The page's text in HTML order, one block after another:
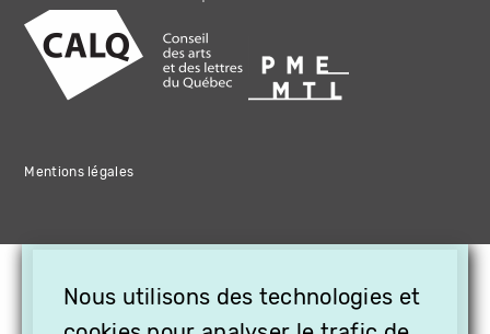
Mentions légales
Nous utilisons des technologies et
OFFREZ LA VIDÉO EN